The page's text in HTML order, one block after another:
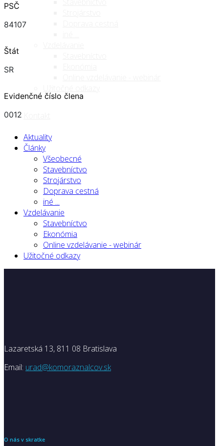
PSČ
84107
Štát
SR
Evidenčné číslo člena
0012
Aktuality
Články
Všeobecné
Stavebníctvo
Strojárstvo
Doprava cestná
iné ...
Vzdelávanie
Stavebníctvo
Ekonómia
Online vzdelávanie - webinár
Užitočné odkazy
Lazaretská 13, 811 08 Bratislava
Email: urad@komoraznalcov.sk
O nás v skratke